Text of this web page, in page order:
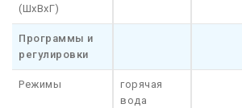
(ШхВхГ)
Программы и
регулировки
Режимы
горячая
вода